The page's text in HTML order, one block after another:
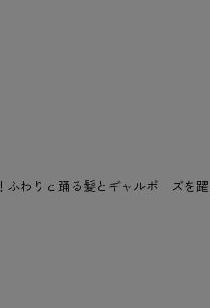
ふわりと踊る髪とギャルポーズを